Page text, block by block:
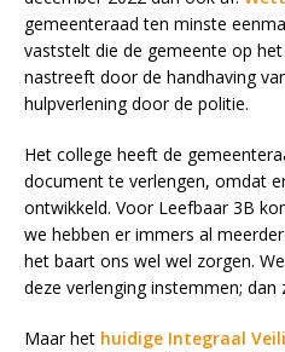
gemeenteraad ten minste
vaststelt die de gemeente op
nastreeft door de handhaving
hulpverlening door de politie.
Het college heeft de
document te verlengen, omdat
ontwikkeld. Voor Leefbaar 3B
we hebben er immers al
het baart ons wel wel zorgen.
deze verlenging instemmen;
Maar het huidige Integraal